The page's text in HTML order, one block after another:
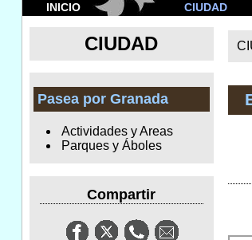
INICIO CIUDAD
CIUDAD
Pasea por Granada
Actividades y Areas
Parques y Áboles
Compartir